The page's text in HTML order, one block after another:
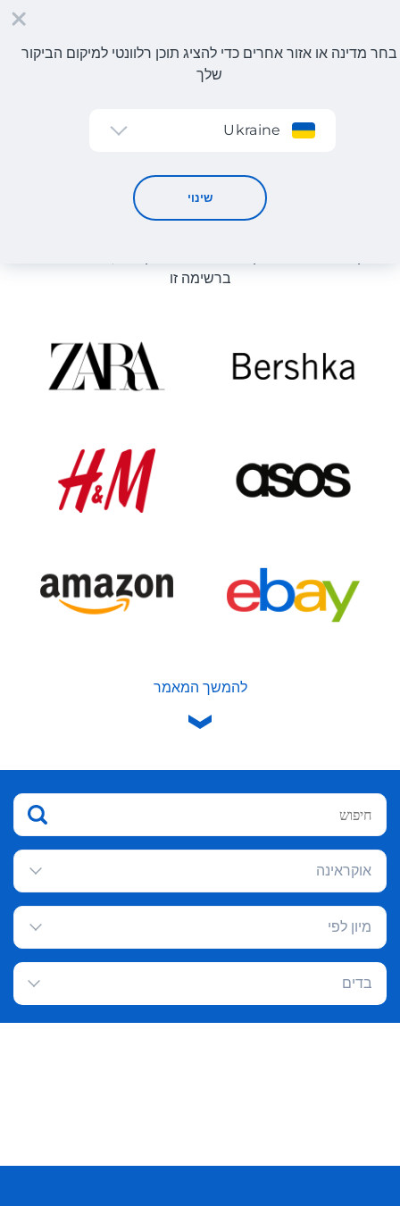
בחר מדינה או אזור אחרים כדי להציג תוכן רלוונטי למיקום הביקור
שלך
Ukraine
שינוי
קטלוג חנויות
קטלוג חנויות
ברשימה זו
להמשך המאמר
אוקראינה
מיון לפי
בדים